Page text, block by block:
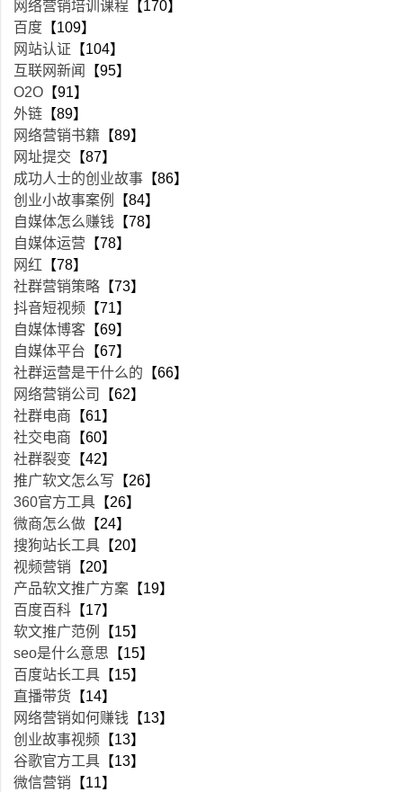
网络营销培训课程 【170】
百度 【109】
网站认证 【104】
互联网新闻
【95】
O2O 【91】
外链 【89】
网络营销书籍 【89】
网址提交 【87】
成功人士的创业故事 【86】
创业小故事案例
【84】
自媒体怎么赚钱 【78】
自媒体运营 【78】
网红 【78】
社群营销策略 【73】
抖音短视频 【71】
自媒体博客 【69】
自媒体平台 【67】
社群运营是干什么的 【66】
网络营销公司
【62】
社群电商 【61】
社交电商 【60】
社群裂变 【42】
推广软文怎么写 【26】
360官方工具 【26】
微商怎么做 【24】
搜狗站长工具 【20】
视频营销 【20】
产品软文推广方案 【19】
百度百科 【17】
软文推广范例
【15】
seo是什么意思 【15】
百度站长工具 【15】
直播带货 【14】
网络营销如何赚钱 【13】
创业故事视频 【13】
谷歌官方工具 【13】
微信营销 【11】